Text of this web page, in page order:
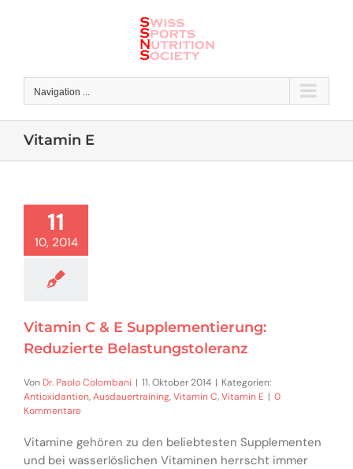
Navigation ...
Vitamin E
11
10, 2014
Vitamin C & E Supplementierung:
Reduzierte Belastungstoleranz
Von Dr. Paolo Colombani | 11. Oktober 2014 | Kategorien:
Antioxidantien,Ausdauertraining,Vitamin C,Vitamin E | 0
Kommentare
Vitamine gehören zu den beliebtesten Supplementen
und bei wasserlöslichen Vitaminen herrscht immer